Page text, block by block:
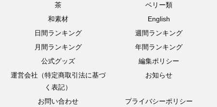
茶
ベリー類
和素材
English
日間ランキング
週間ランキング
月間ランキング
年間ランキング
公式グッズ
編集ポリシー
運営会社（特定商取引法に基づ
く表記）
お知らせ
お問い合わせ プライバシーポリシー